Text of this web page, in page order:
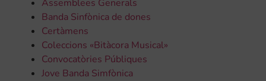
Assemblees Generals
Banda Sinfònica de dones
Certàmens
Coleccions «Bitàcora Musical»
Convocatòries Públiques
Jove Banda Simfònica